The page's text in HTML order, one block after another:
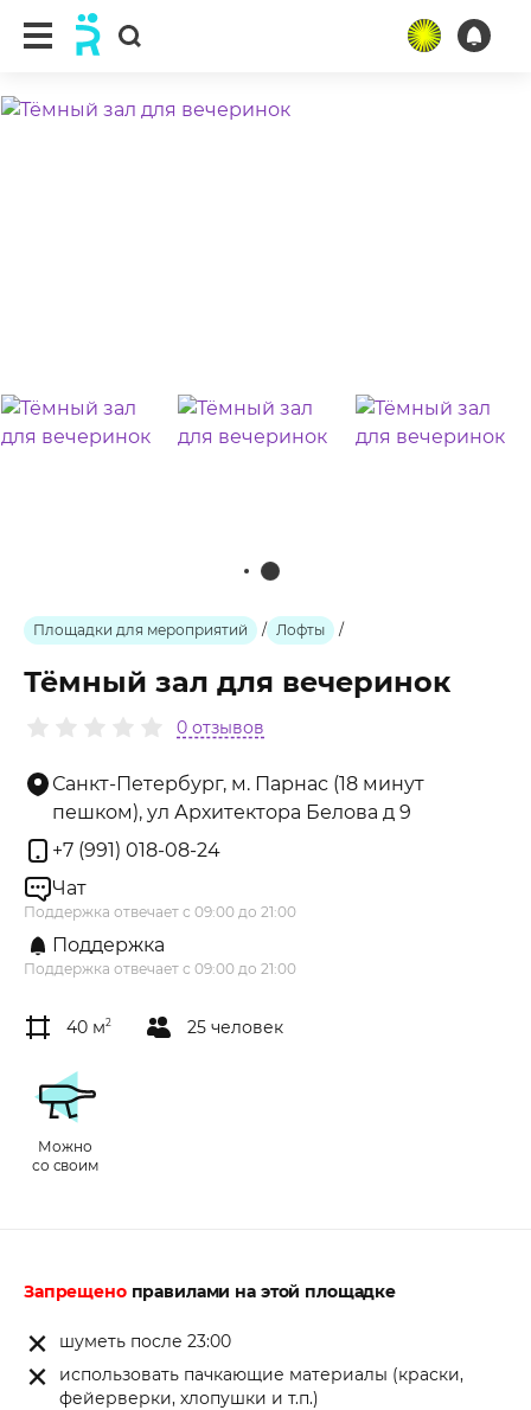
Площадки для мероприятий / Лофты /
Тёмный зал для вечеринок
0 отзывов
Санкт-Петербург, м. Парнас (18 минут
пешком), ул Архитектора Белова д 9
+7 (991) 018-08-24
Чат
Поддержка отвечает с 09:00 до 21:00
Поддержка
Поддержка отвечает с 09:00 до 21:00
40 м2 25 человек
Можно
со своим
Запрещеноправилами на этой площадке
шуметь после 23:00
использовать пачкающие материалы (краски,
фейерверки, хлопушки и т.п.)